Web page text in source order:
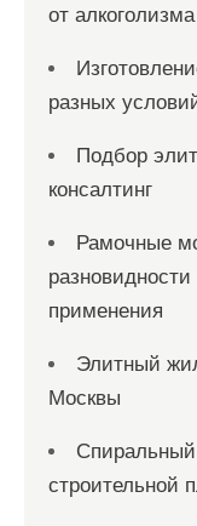
от алкоголизма
разных
Подбор
консалтинг
Рамочные
применения
Элитный
Москвы
Спиральный
строительной